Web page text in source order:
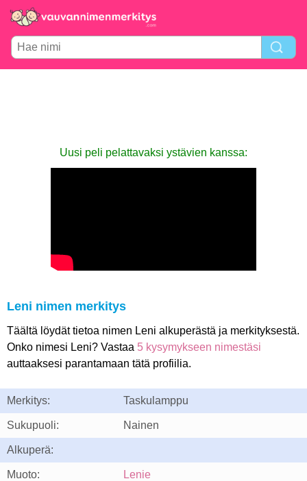
Uusi peli pelattavaksi ystävien kanssa:
Leni nimen merkitys
Täältä löydät tietoa nimen Leni alkuperästä ja merkityksestä.
Onko nimesi Leni? Vastaa 5 kysymykseen nimestäsi
auttaaksesi parantamaan tätä profiilia.
Merkitys: Taskulamppu
Sukupuoli: Nainen
Alkuperä:
Muoto: Lenie